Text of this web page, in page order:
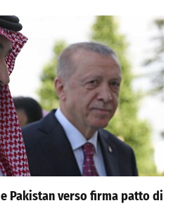
Pakistan verso firma patto di